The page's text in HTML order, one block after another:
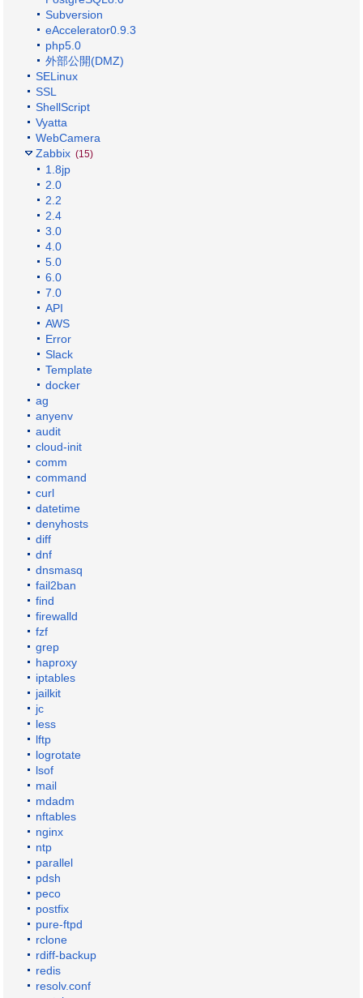
Subversion
eAccelerator0.9.3
php5.0
外部公開(DMZ)
SELinux
SSL
ShellScript
Vyatta
WebCamera
Zabbix (15)
1.8jp
2.0
2.2
2.4
3.0
4.0
5.0
6.0
7.0
API
AWS
Error
Slack
Template
docker
ag
anyenv
audit
cloud-init
comm
command
curl
datetime
denyhosts
diff
dnf
dnsmasq
fail2ban
find
firewalld
fzf
grep
haproxy
iptables
jailkit
jc
less
lftp
logrotate
lsof
mail
mdadm
nftables
nginx
ntp
parallel
pdsh
peco
postfix
pure-ftpd
rclone
rdiff-backup
redis
resolv.conf